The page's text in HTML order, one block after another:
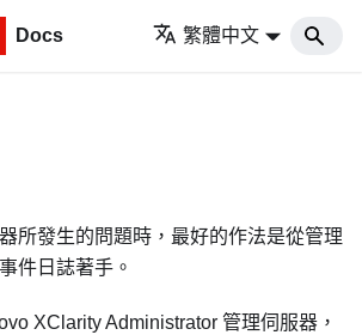
Docs 繁體中文
所發生的問題時，最好的作法是從管理
件日誌著手。
XClarity Administrator 管理伺服器，